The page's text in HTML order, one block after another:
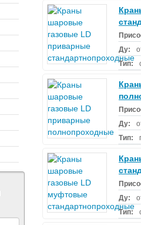
Ду:
Тип:
Ду:
Тип:
Ду:
Тип: